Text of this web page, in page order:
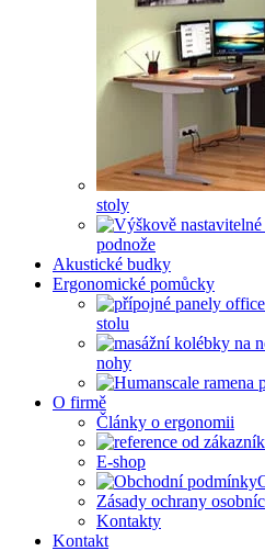
stoly
podnože
Akustické budky
Ergonomické pomůcky
stolu
nohy
O firmě
Články o ergonomii
E-shop
Zásady ochrany
Kontakty
Kontakt